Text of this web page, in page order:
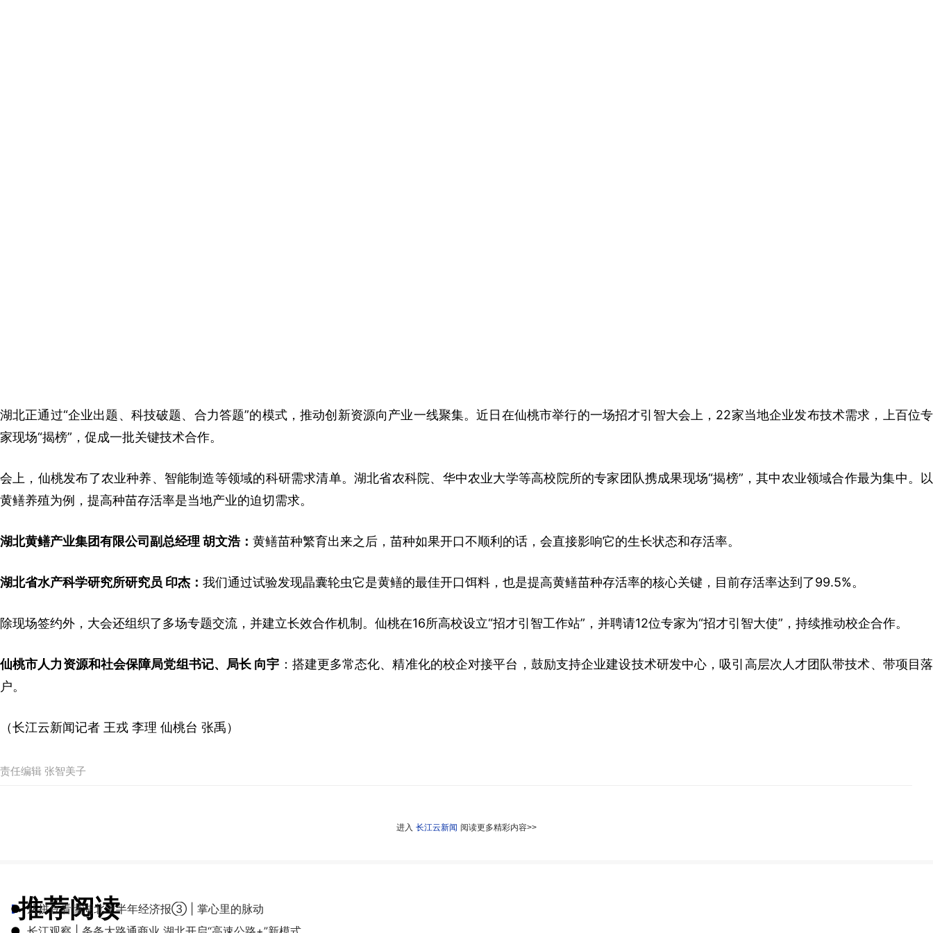
湖北正通过“企业出题、科技破题、合力答题”的模式，推动创新资源向产业一线聚集。近日在仙桃市举行的一场招才引智大会上，22家当地企业发布技术需求，上百位专
家现场“揭榜”，促成一批关键技术合作。
会上，仙桃发布了农业种养、智能制造等领域的科研需求清单。湖北省农科院、华中农业大学等高校院所的专家团队携成果现场“揭榜”，其中农业领域合作最为集中。以
黄鳝养殖为例，提高种苗存活率是当地产业的迫切需求。
湖北黄鳝产业集团有限公司副总经理 胡文浩： 黄鳝苗种繁育出来之后， 苗种如果开口不顺利的话， 会直接影响它的生长状态和存活率。
湖北省水产科学研究所研究员 印杰： 我们通过试验发现晶囊轮虫它是黄鳝的最佳开口饵料， 也是提高黄鳝苗种存活率的核心关键， 目前存活率达到了99.5%。
除现场签约外，大会还组织了多场专题交流，并建立长效合作机制。仙桃在16所高校设立“招才引智工作站”，并聘请12位专家为“招才引智大使”，持续推动校企合作。
仙桃市人力资源和社会保障局党组书记、局长 向宇 ： 搭建更多常态化、精准化的校企对接平台， 鼓励支持企业建设技术研发中心，吸引高层次人才团队带技术、带项目落
户。
（长江云新闻记者 王戎 李理 仙桃台 张禹）
责任编辑 张智美子
进入 长江云新闻 阅读更多精彩内容>>
推荐阅读
● 从拼豆看懂湖北上半年经济报③ | 掌心里的脉动